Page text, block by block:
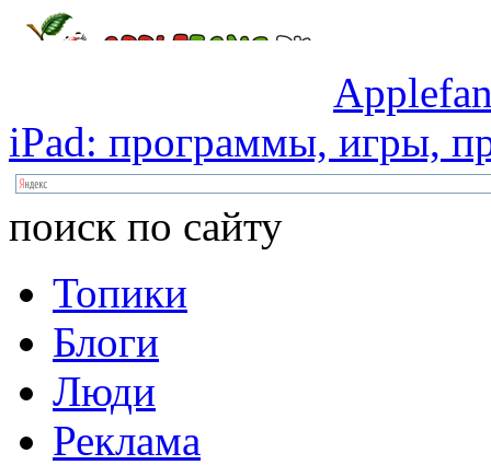
iPad: программы, игры,
поиск по сайту
Топики
Блоги
Люди
Реклама